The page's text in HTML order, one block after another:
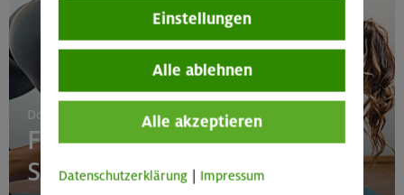
Donnerstag 17:30-19:00 Uhr
Fitnessgymnastik mit
Stretching
Einstellungen
Alle ablehnen
Alle akzeptieren
Datenschutzerklärung Impressum